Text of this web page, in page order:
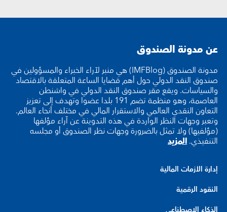
عن مدونة الصندوق
مدونة الصندوق (IMFBlog) هي منبر لآراء الخبراء والمسؤولين في
صندوق النقد الدولي حول أهم قضايا الساعة المتعلقة بالاقتصاد
والسياسات. ويقع مقر صندوق النقد الدولي في واشنطن
العاصمة، وهو منظمة تضم 191 بلدا عضوا وتهدف إلى تعزيز
التعاون النقدي العالمي والاستقرار المالي في مختلف أنحاء العالم.
وتعبر وجهات النظر الواردة في هذه التدوينة عن آراء مؤلفها
(مؤلفيها) ولا تمثل بالضرورة وجهات نظر الصندوق أو مجلسه
التنفيذي.المزيد
إدارة الأزمات المالية
النقود الرقمية